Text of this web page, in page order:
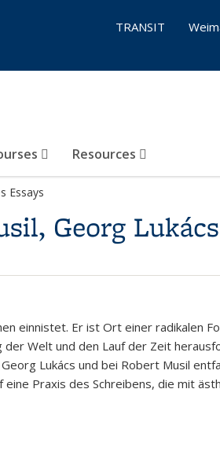
Resources
TRANSIT
Essays
Georg
einnistet. Er ist Ort einer radikalen
Welt und den Lauf der Zeit
Lukács und bei Robert Musil
Praxis des Schreibens, die mit